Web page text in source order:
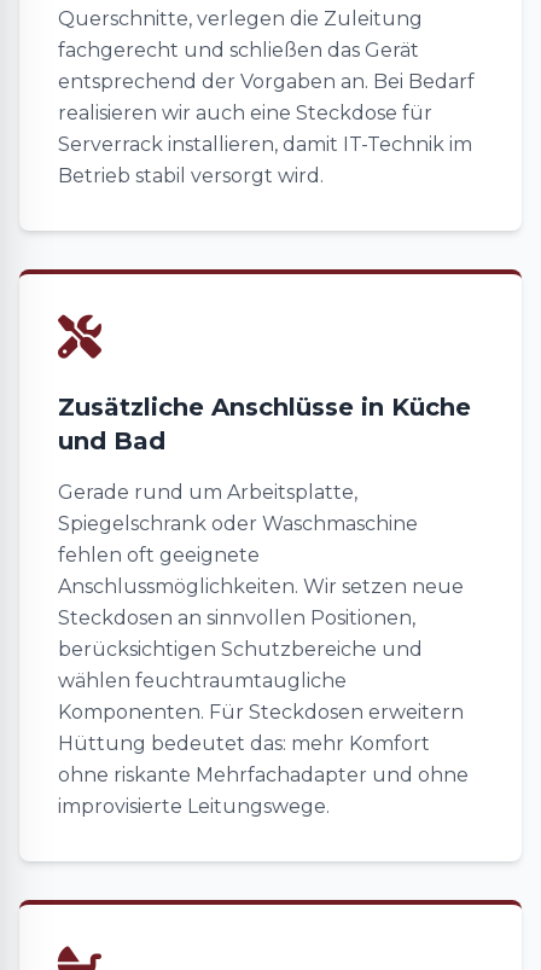
Querschnitte, verlegen die Zuleitung
fachgerecht und schließen das Gerät
entsprechend der Vorgaben an. Bei Bedarf
realisieren wir auch eine Steckdose für
Serverrack installieren, damit IT-Technik im
Betrieb stabil versorgt wird.
Zusätzliche Anschlüsse in Küche
und Bad
Gerade rund um Arbeitsplatte,
Spiegelschrank oder Waschmaschine
fehlen oft geeignete
Anschlussmöglichkeiten. Wir setzen neue
Steckdosen an sinnvollen Positionen,
berücksichtigen Schutzbereiche und
wählen feuchtraumtaugliche
Komponenten. Für Steckdosen erweitern
Hüttung bedeutet das: mehr Komfort
ohne riskante Mehrfachadapter und ohne
improvisierte Leitungswege.